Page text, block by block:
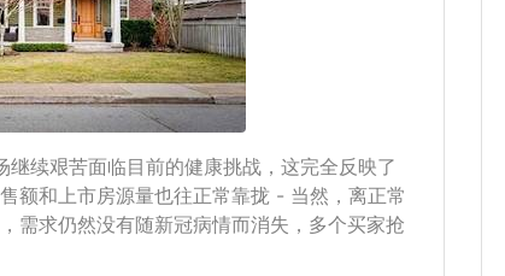
续艰苦面临目前的健康挑战，这完全反映了
额和上市房源量也往正常靠拢 - 当然，离正常
需求仍然没有随新冠病情而消失，多个买家抢